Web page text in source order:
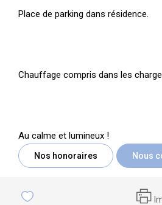
Place de parking dans résidence.
Chauffage compris dans les
Au calme et lumineux !
Nos honoraires Nous